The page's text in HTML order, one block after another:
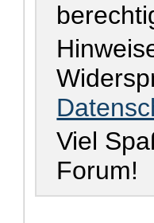
Viel
Forum!